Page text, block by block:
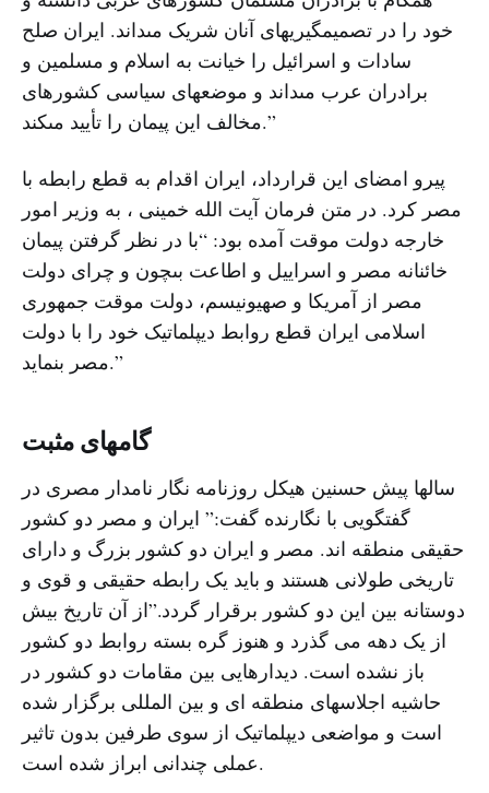
خود را در تصمیم‏گیریهاى آنان شریک مى‏داند. ایران صلح
سادات و اسرائیل را خیانت به اسلام و مسلمین و
برادران عرب مى‏داند و موضعهاى سیاسى کشورهاى
مخالف این پیمان را تأیید مى‏کند.”
پیرو امضای این قرارداد، ایران اقدام به قطع رابطه با
مصر کرد. در متن فرمان آیت الله خمینی ، به وزیر امور
خارجه‌ دولت موقت آمده بود: “با در نظر گرفتن پیمان
خائنانه‌ مصر و اسراییل و اطاعت بى‏چون و چراى دولت
مصر از آمریکا و صهیونیسم، دولت موقت جمهورى
اسلامى ایران قطع روابط دیپلماتیک خود را با دولت
مصر بنماید.”
گامهای مثبت
سالها پیش حسنین هیکل روزنامه نگار نامدار مصری در
گفتگویی با نگارنده گفت:” ایران و مصر دو کشور
حقیقی منطقه اند. مصر و ایران دو کشور بزرگ و دارای
تاریخی طولانی هستند و باید یک رابطه حقیقی و قوی و
دوستانه بین این دو کشور برقرار گردد.”از آن تاریخ بیش
از یک دهه می گذرد و هنوز گره بسته روابط دو کشور
باز نشده است. دیدارهایی بین مقامات دو کشور در
حاشیه اجلاسهای منطقه ای و بین المللی برگزار شده
است و مواضعی دیپلماتیک از سوی طرفین بدون تاثیر
عملی چندانی ابراز شده است.